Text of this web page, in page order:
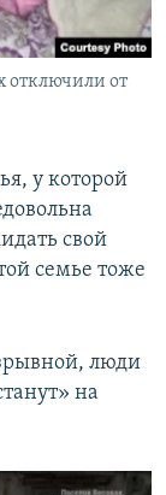
отключили от
у которой
свой
семье тоже
люди
на